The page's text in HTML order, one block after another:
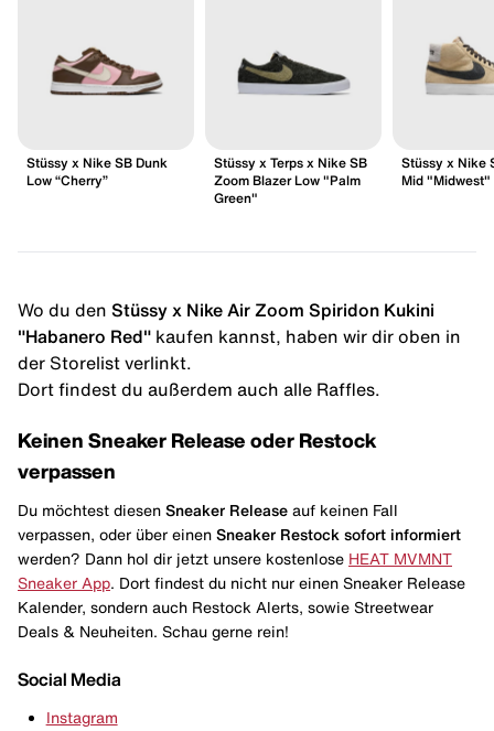
Stüssy x Nike SB Dunk
Low “Cherry”
Stüssy x Terps x Nike SB
Zoom Blazer Low "Palm
Green"
Stüssy x Nike
Mid "Midwest"
Wo du den Stüssy x Nike Air Zoom Spiridon Kukini
"Habanero Red" kaufen kannst, haben wir dir oben in
der Storelist verlinkt.
Dort findest du außerdem auch alle Raffles.
Keinen Sneaker Release oder Restock
verpassen
Du möchtest diesen Sneaker Release auf keinen Fall
verpassen, oder über einen Sneaker Restock sofort informiert
werden? Dann hol dir jetzt unsere kostenlose HEAT MVMNT
Sneaker App . Dort findest du nicht nur einen Sneaker Release
Kalender, sondern auch Restock Alerts, sowie Streetwear
Deals & Neuheiten. Schau gerne rein!
Social Media
Instagram